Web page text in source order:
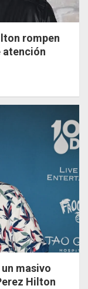
rompen
atención
masivo
Hilton